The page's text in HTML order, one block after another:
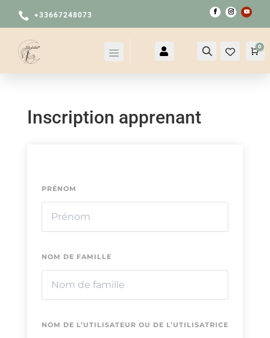
 +33667248073
 Recherche 0
Inscription apprenant
PRÉNOM
NOM DE FAMILLE
NOM DE L’UTILISATEUR OU DE L’UTILISATRICE